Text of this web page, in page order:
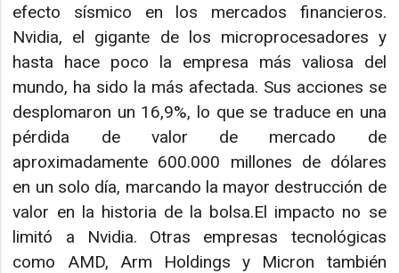
efecto sísmico en los mercados financieros.
Nvidia, el gigante de los microprocesadores y
hasta hace poco la empresa más valiosa del
mundo, ha sido la más afectada. Sus acciones se
desplomaron un 16,9%, lo que se traduce en una
pérdida de valor de mercado de
aproximadamente 600.000 millones de dólares
en un solo día, marcando la mayor destrucción de
valor en la historia de la bolsa.El impacto no se
limitó a Nvidia. Otras empresas tecnológicas
como AMD, Arm Holdings y Micron también